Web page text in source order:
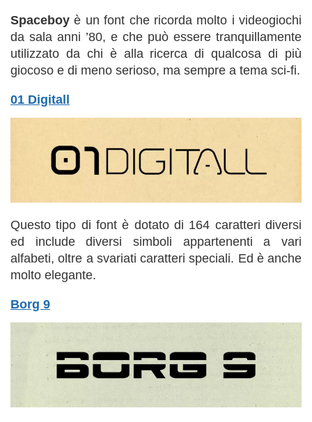
Spaceboy è un font che ricorda molto i videogiochi
da sala anni ’80, e che può essere tranquillamente
utilizzato da chi è alla ricerca di qualcosa di più
giocoso e di meno serioso, ma sempre a tema sci-fi.
01 Digitall
Questo tipo di font è dotato di 164 caratteri diversi
ed include diversi simboli appartenenti a vari
alfabeti, oltre a svariati caratteri speciali. Ed è anche
molto elegante.
Borg 9